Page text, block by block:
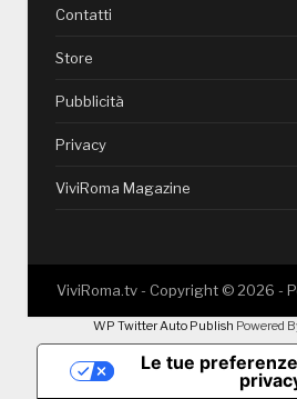
Contatti
Store
Pubblicità
Privacy
ViviRoma Magazine
ViviRoma.tv - Copyright ©2026 -
WP Twitter Auto Publish Powered
Le tue